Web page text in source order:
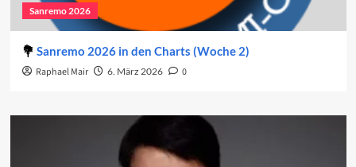
Sanremo 2026
Sanremo 2026 in den Charts (Woche 2)
Raphael Mair 6. März 2026 0